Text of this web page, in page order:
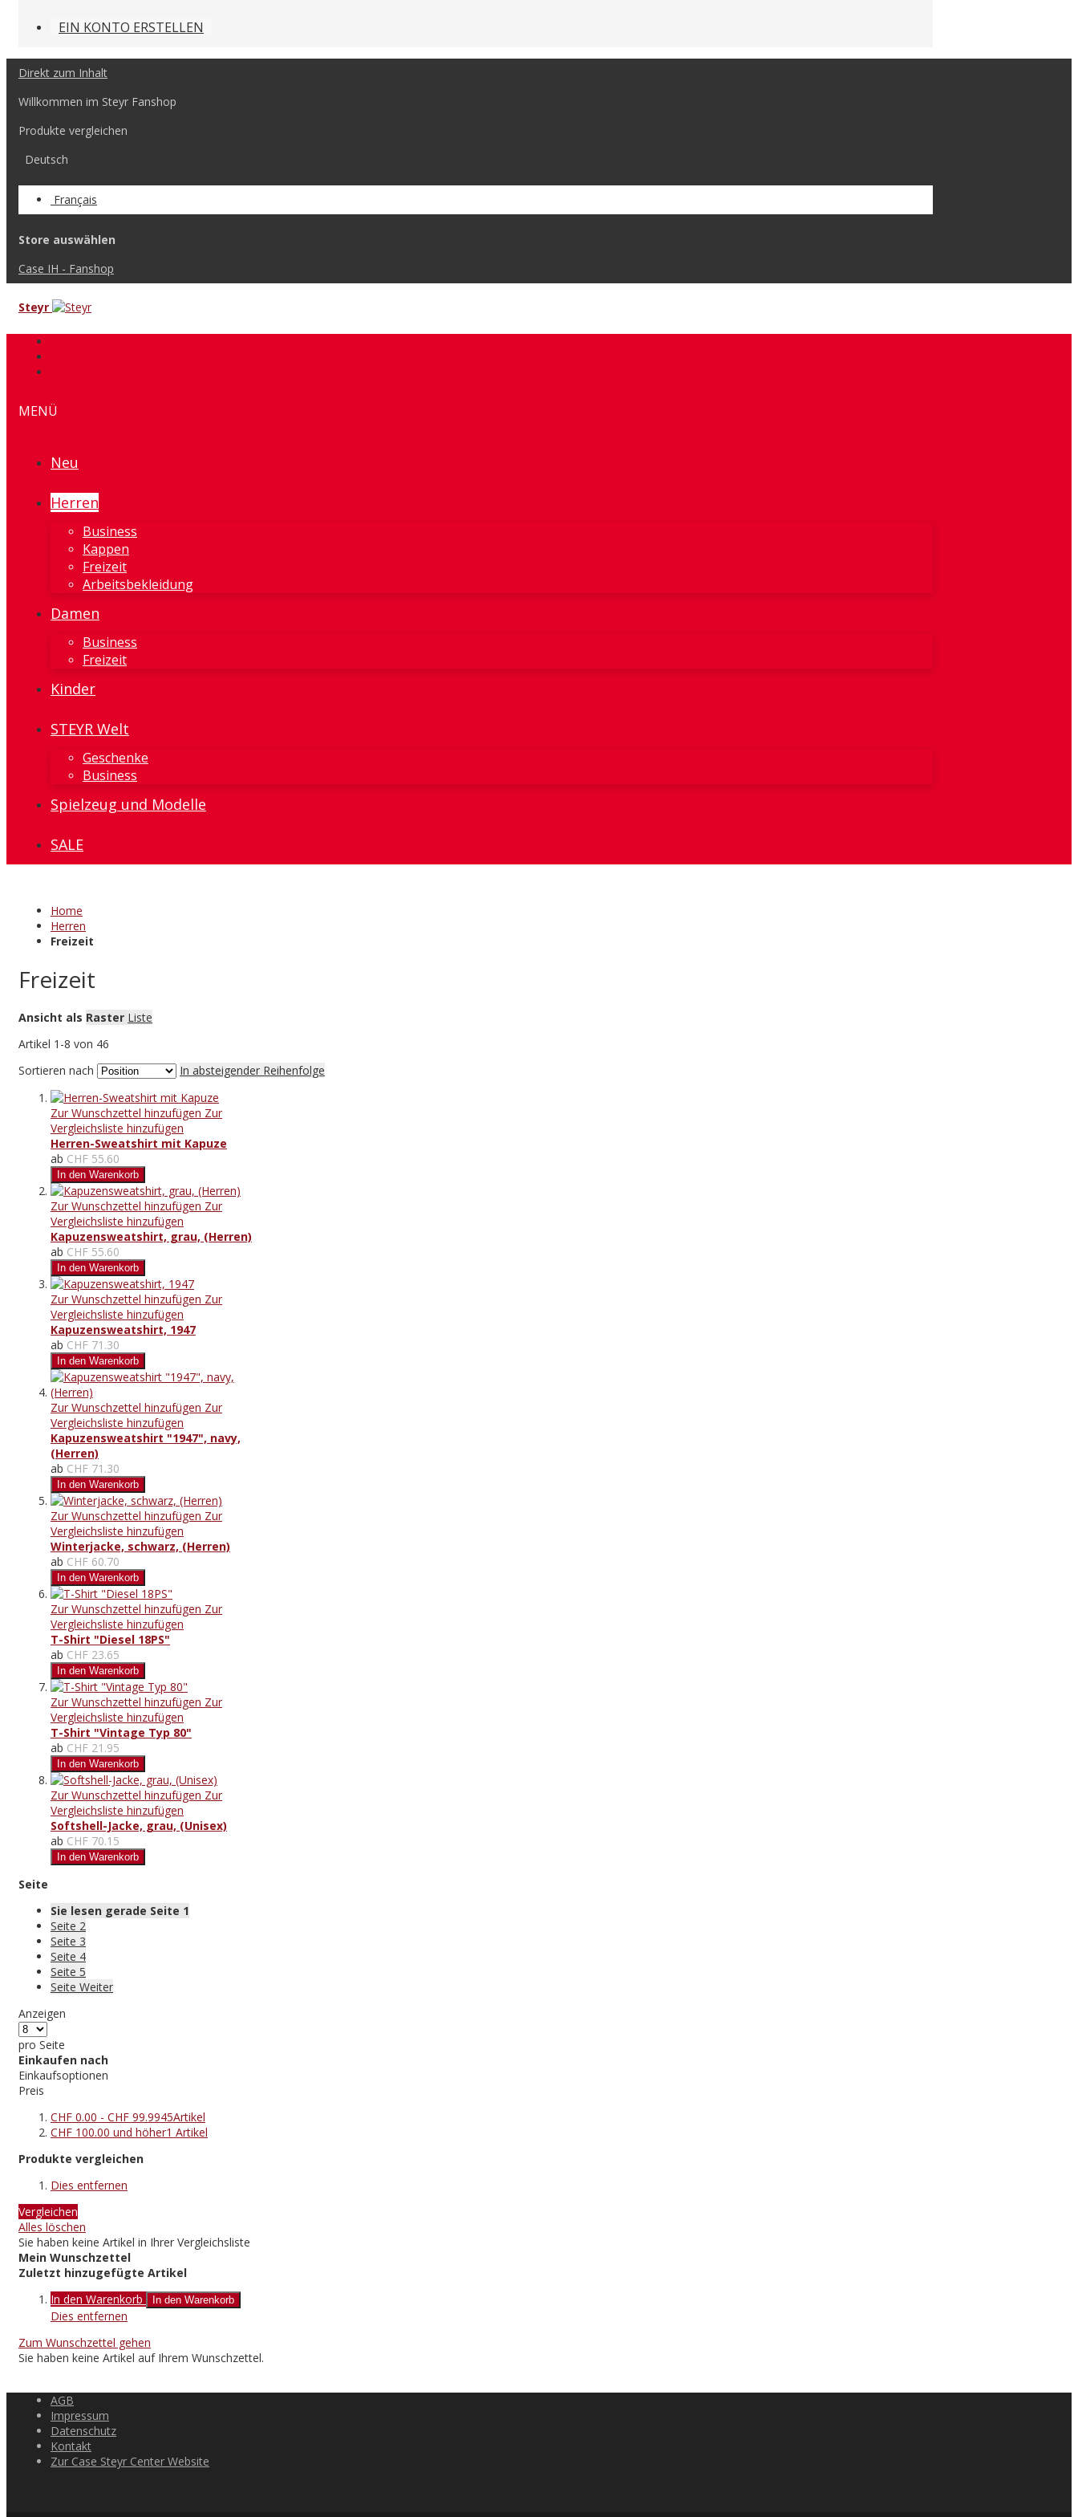
EIN KONTO ERSTELLEN
Direkt zum Inhalt
Willkommen im Steyr Fanshop
Produkte vergleichen
Deutsch
Français
Store auswählen
Case IH - Fanshop
Steyr
MENÜ
Neu
Herren
Business
Kappen
Freizeit
Arbeitsbekleidung
Damen
Business
Freizeit
Kinder
STEYR Welt
Geschenke
Business
Spielzeug und Modelle
SALE
Home
Herren
Freizeit
Freizeit
Ansicht als Raster Liste
Artikel 1 -8 von 46
Sortieren nach
In absteigender Reihenfolge
Zur Wunschzettel hinzufügen Zur
Vergleichsliste hinzufügen
Herren-Sweatshirt mit Kapuze
ab CHF 55.60
In den Warenkorb
Zur Wunschzettel hinzufügen Zur
Vergleichsliste hinzufügen
Kapuzensweatshirt, grau, (Herren)
ab CHF 55.60
In den Warenkorb
Zur Wunschzettel hinzufügen Zur
Vergleichsliste hinzufügen
Kapuzensweatshirt, 1947
ab CHF 71.30
In den Warenkorb
Zur Wunschzettel hinzufügen Zur
Vergleichsliste hinzufügen
Kapuzensweatshirt "1947", navy,
(Herren)
ab CHF 71.30
In den Warenkorb
Zur Wunschzettel hinzufügen Zur
Vergleichsliste hinzufügen
Winterjacke, schwarz, (Herren)
ab CHF 60.70
In den Warenkorb
Zur Wunschzettel hinzufügen Zur
Vergleichsliste hinzufügen
T-Shirt "Diesel 18PS"
ab CHF 23.65
In den Warenkorb
Zur Wunschzettel hinzufügen Zur
Vergleichsliste hinzufügen
T-Shirt "Vintage Typ 80"
ab CHF 21.95
In den Warenkorb
Zur Wunschzettel hinzufügen Zur
Vergleichsliste hinzufügen
Softshell-Jacke, grau, (Unisex)
ab CHF 70.15
In den Warenkorb
Seite
Sie lesen gerade Seite 1
Seite 2
Seite 3
Seite 4
Seite 5
Seite Weiter
Anzeigen
pro Seite
Einkaufen nach
Einkaufsoptionen
Preis
CHF 0.00 - CHF 99.9945Artikel
CHF 100.00 und höher1 Artikel
Produkte vergleichen
Dies entfernen
Vergleichen
Alles löschen
Sie haben keine Artikel in Ihrer Vergleichsliste
Mein Wunschzettel
Zuletzt hinzugefügte Artikel
In den Warenkorb
In den Warenkorb
Dies entfernen
Zum Wunschzettel gehen
Sie haben keine Artikel auf Ihrem Wunschzettel.
AGB
Impressum
Datenschutz
Kontakt
Zur Case Steyr Center Website